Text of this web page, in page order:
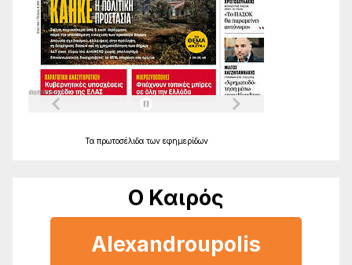
Τα πρωτοσέλιδα των εφημερίδων
Ο Καιρός
Alexandroupolis